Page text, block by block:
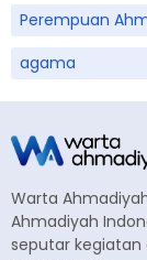
Perempuan
agama
Warta
Ahmadiyah
seputar